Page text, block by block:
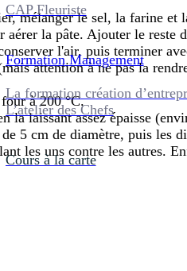
CAP Fleuriste
Formation Management
La formation création
L’atelier des Chefs
Cours à la carte
mélanger le sel, la farine et
aérer la pâte. Ajouter le reste
l'air, puis terminer
attention à ne pas la
à 200 °C.
la laissant assez épaisse
5 cm de diamètre, puis les
les uns contre les autres.